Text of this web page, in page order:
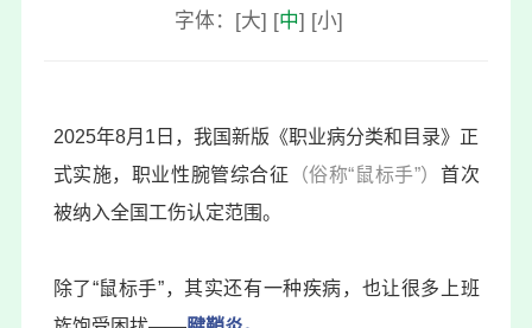
字体： [大] [中] [小]
2025年8月1日，我国新版《职业病分类和目录》正
式实施，职业性腕管综合征 （俗称“鼠标手”） 首次
被纳入全国工伤认定范围。
除了“鼠标手”，其实还有一种疾病，也让很多上班